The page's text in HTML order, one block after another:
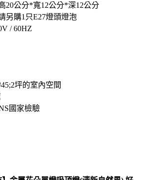
20公分*寬12公分*深12公分
另購1只E27燈頭燈泡
/ 60HZ
坪的室內空間
國家檢驗